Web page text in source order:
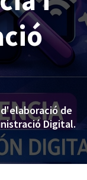
de
Digital.